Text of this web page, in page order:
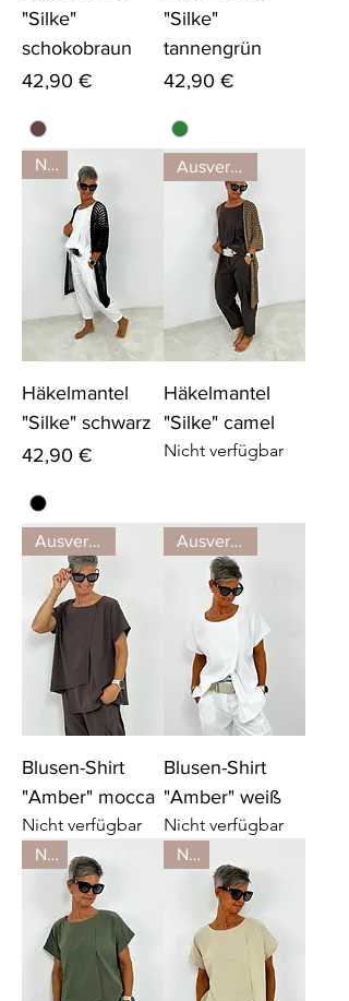
"Silke"
schokobraun
Preis
42,90 €
"Silke"
tannengrün
Preis
42,90 €
Neu
Häkelmantel
"Silke" schwarz
Preis
42,90 €
Ausverkauft
Häkelmantel
"Silke" camel
Nicht verfügbar
Ausverkauft
Blusen-Shirt
"Amber" mocca
Nicht verfügbar
Ausverkauft
Blusen-Shirt
"Amber" weiß
Nicht verfügbar
Neu Neu